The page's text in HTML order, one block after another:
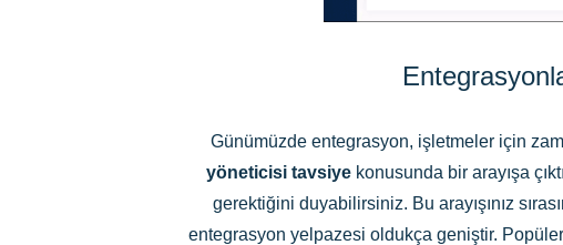
Günümüzde entegrasyon, işletmeler için
yöneticisi tavsiye konusunda bir arayışa
gerektiğini duyabilirsiniz. Bu arayışınız
entegrasyon yelpazesi oldukça geniştir.